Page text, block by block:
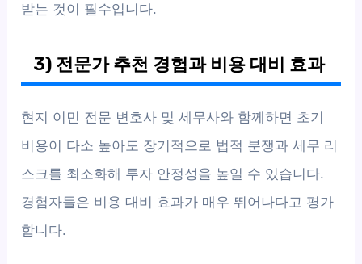
받는 것이 필수입니다.
3) 전문가 추천 경험과 비용 대비 효과
현지 이민 전문 변호사 및 세무사와 함께하면 초기
비용이 다소 높아도 장기적으로 법적 분쟁과 세무 리
스크를 최소화해 투자 안정성을 높일 수 있습니다.
경험자들은 비용 대비 효과가 매우 뛰어나다고 평가
합니다.